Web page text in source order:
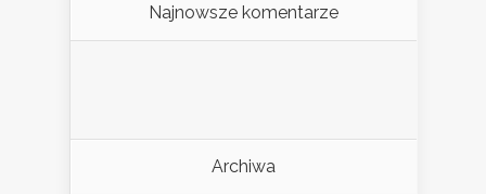
Najnowsze komentarze
Archiwa